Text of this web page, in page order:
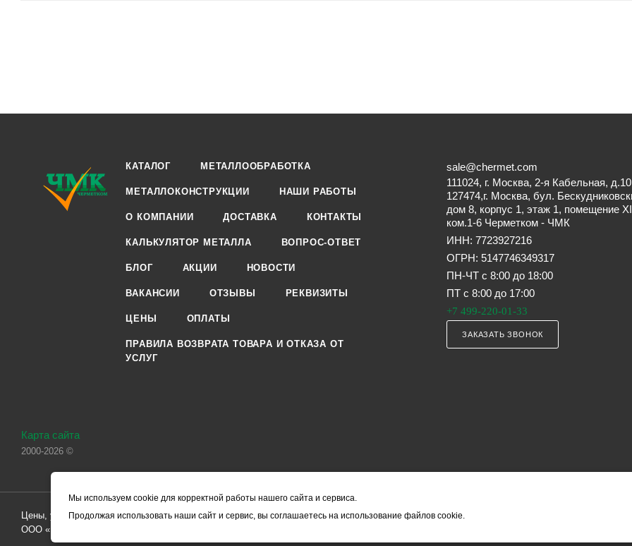
КАТАЛОГ МЕТАЛЛООБРАБОТКА
МЕТАЛЛОКОНСТРУКЦИИ НАШИ РАБОТЫ
О КОМПАНИИ ДОСТАВКА КОНТАКТЫ
КАЛЬКУЛЯТОР МЕТАЛЛА ВОПРОС-ОТВЕТ
БЛОГ АКЦИИ НОВОСТИ
ВАКАНСИИ ОТЗЫВЫ РЕКВИЗИТЫ
ЦЕНЫ ОПЛАТЫ
ПРАВИЛА ВОЗВРАТА ТОВАРА И ОТКАЗА ОТ
УСЛУГ
sale@chermet.com
111024, г. Москва, 2-я Кабельная, д.10
127474,г. Москва, бул.
дом 8, корпус 1, этаж 1, помещение
ком.1-6 Черметком - ЧМК
ИНН: 7723927216
ОГРН: 5147746349317
ПН-ЧТ с 8:00 до 18:00
ПТ с 8:00 до 17:00
+7 499-220-01-33
ЗАКАЗАТЬ ЗВОНОК
Карта сайта
2000-2026 ©
Цены, указанные на сайте, носят справочный характер и не являются офертой (в соответствии со ст. 435 ГК РФ). Они могут изменяться в
ООО «ЧЕРМЕТ.КОМ» по заключению Договора. Окончательная стоимость товара формируется менеджером и уточняется вместе со сроками
Мы используем cookie для корректной работы нашего сайта и сервиса.
Продолжая использовать наши сайт и сервис, вы соглашаетесь на использование файлов cookie.